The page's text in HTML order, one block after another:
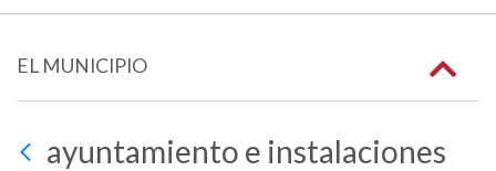
EL MUNICIPIO
ayuntamiento e instalaciones